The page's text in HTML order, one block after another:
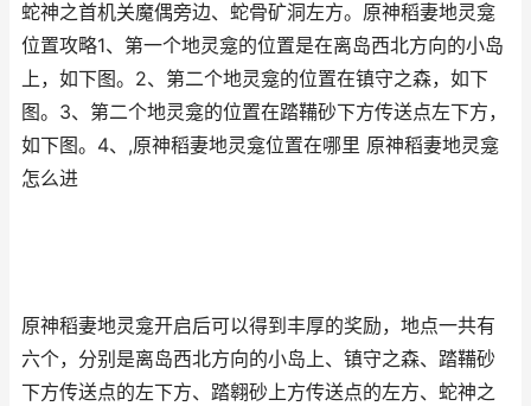
蛇神之首机关魔偶旁边、蛇骨矿洞左方。原神稻妻地灵龛
位置攻略1、第一个地灵龛的位置是在离岛西北方向的小岛
上，如下图。2、第二个地灵龛的位置在镇守之森，如下
图。3、第二个地灵龛的位置在踏鞴砂下方传送点左下方，
如下图。4、,原神稻妻地灵龛位置在哪里 原神稻妻地灵龛
怎么进
原神稻妻地灵龛开启后可以得到丰厚的奖励，地点一共有
六个，分别是离岛西北方向的小岛上、镇守之森、踏鞴砂
下方传送点的左下方、踏翱砂上方传送点的左方、蛇神之